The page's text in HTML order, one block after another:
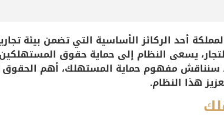
أحد الركائز الأساسية التي تضمن بيئة
يسعى النظام إلى حماية حقوق
سنناقش مفهوم حماية المستهلك، أهم الحقوق
هذا النظام.